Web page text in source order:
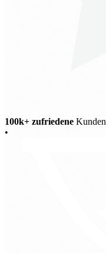
100k+ zufriedene Kunden
•